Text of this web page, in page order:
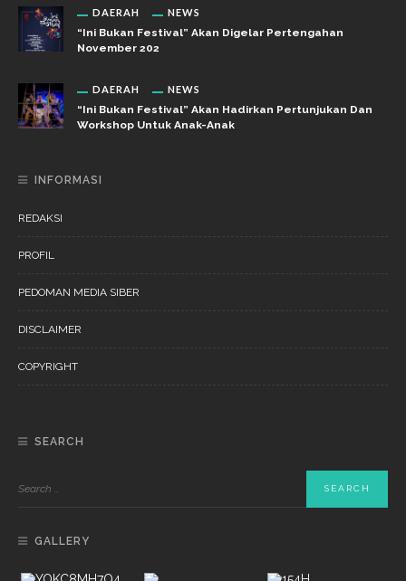
DAERAH NEWS
“Ini Bukan Festival” Akan Digelar Pertengahan
November 202
DAERAH NEWS
“Ini Bukan Festival” Akan Hadirkan Pertunjukan Dan
Workshop Untuk Anak-Anak
INFORMASI
REDAKSI
PROFIL
PEDOMAN MEDIA SIBER
DISCLAIMER
COPYRIGHT
SEARCH
GALLERY